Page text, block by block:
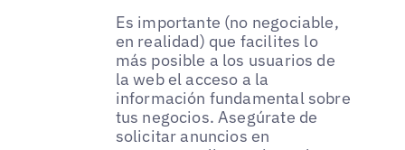
Es importante (no negociable,
en realidad) que facilites lo
más posible a los usuarios de
la web el acceso a la
información fundamental sobre
tus negocios. Asegúrate de
solicitar anuncios en